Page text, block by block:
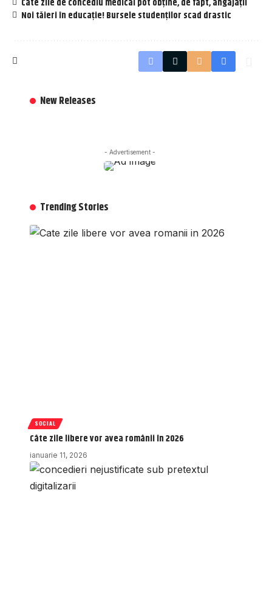
Noi tăieri în educație! Bursele studenților scad drastic
New Releases
- Advertisement -
Trending Stories
SOCIAL
Câte zile libere vor avea românii în 2026
ianuarie 11, 2026